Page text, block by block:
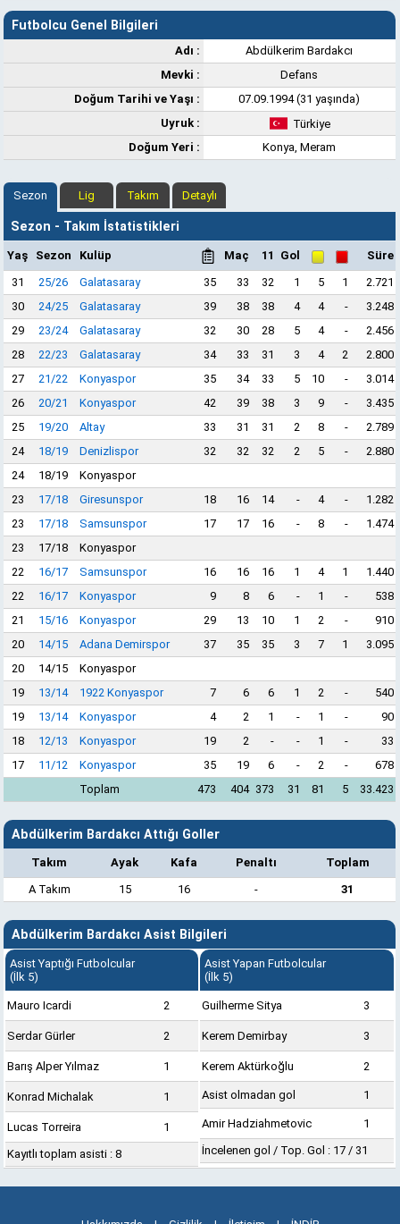
Futbolcu Genel Bilgileri
Adı :
Abdülkerim Bardakcı
Mevki :
Defans
Doğum Tarihi ve Yaşı :
07.09.1994 (31 yaşında)
Uyruk :
Türkiye
Doğum Yeri :
Konya, Meram
Sezon Lig Takım Detaylı
Sezon - Takım İstatistikleri
Yaş Sezon Kulüp Maç 11 Gol
Süre
31
25/26 Galatasaray 35 33 32 1 5 1
2.721
30
24/25 Galatasaray 39 38 38 4 4 -
3.248
29
23/24 Galatasaray 32 30 28 5 4 -
2.456
28
22/23 Galatasaray 34 33 31 3 4 2
2.800
27
21/22 Konyaspor 35 34 33 5 10 -
3.014
26
20/21 Konyaspor 42 39 38 3 9 -
3.435
25
19/20 Altay 33 31 31 2 8 -
2.789
24
18/19 Denizlispor 32 32 32 2 5 -
2.880
24
18/19
Konyaspor
23
17/18 Giresunspor 18 16 14 - 4 -
1.282
23
17/18 Samsunspor 17 17 16 - 8 -
1.474
23
17/18
Konyaspor
22
16/17 Samsunspor 16 16 16 1 4 1
1.440
22
16/17 Konyaspor 9 8 6 - 1 -
538
21
15/16 Konyaspor 29 13 10 1 2 -
910
20
14/15 Adana Demirspor 37 35 35 3 7 1
3.095
20
14/15
Konyaspor
19
13/14 1922 Konyaspor 7 6 6 1 2 -
540
19
13/14 Konyaspor 4 2 1 - 1 -
90
18
12/13 Konyaspor 19 2 - - 1 -
33
17
11/12 Konyaspor 35 19 6 - 2 -
678
Toplam
473 404 373 31 81 5 33.423
Abdülkerim Bardakcı Attığı Goller
Takım Ayak Kafa Penaltı
Toplam
A Takım
15 16 - 31
Abdülkerim Bardakcı Asist Bilgileri
Asist Yaptığı Futbolcular
(İlk 5)
Mauro Icardi 2
Serdar Gürler 2
Barış Alper Yılmaz 1
Konrad Michalak 1
Lucas Torreira
1
Kayıtlı toplam asisti : 8
Asist Yapan Futbolcular
(İlk 5)
Guilherme Sitya 3
Kerem Demirbay 3
Kerem Aktürkoğlu 2
Asist olmadan gol 1
Amir Hadziahmetovic
1
İncelenen gol / Top. Gol : 17 / 31